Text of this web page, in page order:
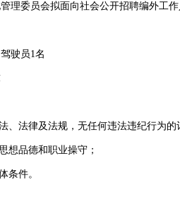
理委员会拟面向社会公开招聘编外工
驶员1名
法律及法规，无任何违法违纪行为的
品德和职业操守；
件。